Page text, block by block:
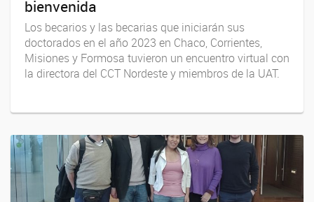
bienvenida
Los becarios y las becarias que iniciarán sus
doctorados en el año 2023 en Chaco, Corrientes,
Misiones y Formosa tuvieron un encuentro virtual con
la directora del CCT Nordeste y miembros de la UAT.